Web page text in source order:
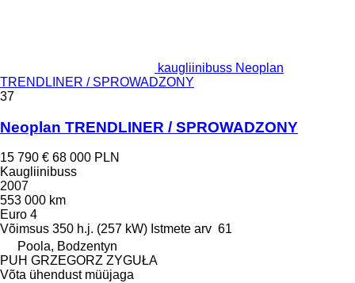
kaugliinibuss Neoplan
TRENDLINER / SPROWADZONY
37
Neoplan TRENDLINER / SPROWADZONY
15 790 € 68 000 PLN
Kaugliinibuss
2007
553 000 km
Euro 4
Võimsus 350 h.j. (257 kW) Istmete arv 61
Poola, Bodzentyn
PUH GRZEGORZ ZYGUŁA
Võta ühendust müüjaga